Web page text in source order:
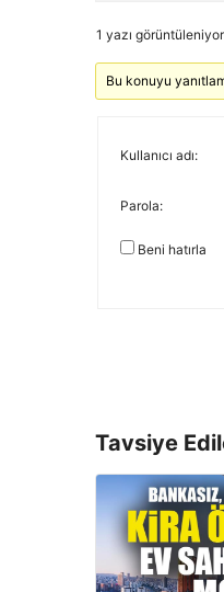
1 yazı
Bu konuyu
Kullanıcı adı:
Parola:
Beni hatırla
Tavsiye